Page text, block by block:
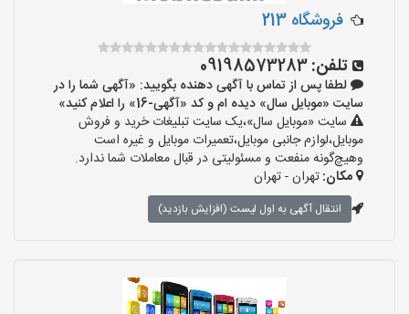
فروشگاه 213
تلفن:09198573283
لطفا پس از تماس با آگهی دهنده بگویید: «آگهی شما را در
سایت «موبایل سال» دیده ام و کد «آگهی-16» را اعلام کنید»
سایت «موبایل سال»،یک سایت تبلیغات خرید و فروش
موبایل،لوازم جانبی موبایل،تعمیرات موبایل و غیره است
وهیچ‌گونه منفعت و مسئولیتی در قبال معاملات شما ندارد.
مکان:تهران - تهران
انتقال آگهی به اول لیست (افزایش بازدید)